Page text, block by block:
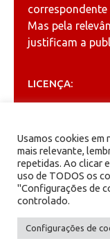
correspondente
Mas pela
justificam a
LICENÇA:
Creative
ARQUIVOS
Arquivos
Usamos cookies em
mais relevante,
repetidas. Ao clicar
uso de TODOS os
"Configurações de
controlado.
Configurações de